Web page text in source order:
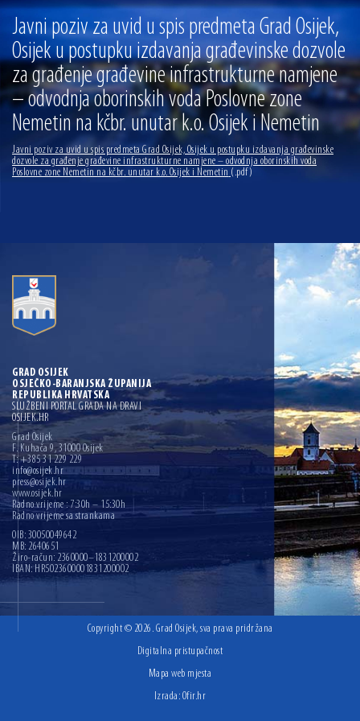
13.07.2026 | Ljetnim izdanjem Večeri vina i umjetnosti završen Vinski mjesec
07.07.2026 | Održana 8. sjednica Gradskog vijeća Grada Osijeka. Gradonačelnik
Radić istaknuo da je u osječke vrtiće upisan rekordan broj djece, te najavio cjelovitu
obnovu glavnog osječkog Trga Ante Starčevića
06.07.2026 | Brevis koncertom u Zlatnoj dvorani Musikvereina obilježio 30 godina
djelovanja
04.07.2026 | Zbog povoljnih vodostaja i pravodobnih mjera komarci ove godine pod
kontrolom
04.08.2026 | U Osijeku obilježen Dan pobjede i domovinske zahvalnosti i Dan
hrvatskih branitelja
Javni poziv za uvid u spis predmeta Grad Osijek,
Osijek u postupku izdavanja građevinske dozvole
za građenje građevine infrastrukturne namjene
– odvodnja oborinskih voda Poslovne zone
Nemetin na kčbr. unutar k.o. Osijek i Nemetin
Javni poziv za uvid u spis predmeta Grad Osijek, Osijek u postupku izdavanja građevinske
dozvole za građenje građevine infrastrukturne namjene – odvodnja oborinskih voda
Poslovne zone Nemetin na kčbr. unutar k.o. Osijek i Nemetin (.pdf)
GRAD OSIJEK
OSJEČKO-BARANJSKA ŽUPANIJA
REPUBLIKA HRVATSKA
SLUŽBENI PORTAL GRADA NA DRAVI
OSIJEK.HR
Grad Osijek
F. Kuhača 9, 31000 Osijek
T: +385 31 229 229
info@osijek.hr
press@osijek.hr
www.osijek.hr
Radno vrijeme : 7:30h – 15:30h
Radno vrijeme sa strankama
OIB: 30050049642
MB: 2640651
Žiro-račun: 2360000–1831200002
IBAN: HR5023600001831200002
Copyright © 2026. Grad Osijek, sva prava pridržana
Digitalna pristupačnost
Mapa web mjesta
Izrada: Ofir.hr